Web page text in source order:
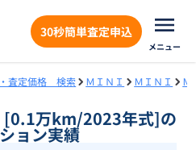
30秒簡単査定申込
メニュー
査定価格 検索 ＭＩＮＩ ＭＩＮＩ Ｍ
万km/2023年式]の
ョン実績